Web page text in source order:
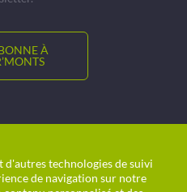
À
de salles
d'autres technologies de suivi
de navigation sur notre